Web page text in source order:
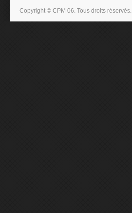
Copyright © CPM 06. Tous droits réservés.